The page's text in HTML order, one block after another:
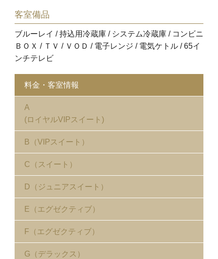
客室備品
ブルーレイ / 持込用冷蔵庫 / システム冷蔵庫 / コンビニ
ＢＯＸ / ＴＶ / ＶＯＤ / 電子レンジ / 電気ケトル / 65イ
ンチテレビ
料金・客室情報
A
(ロイヤルVIPスイート)
B（VIPスイート）
C（スイート）
D（ジュニアスイート）
E（エグゼクティブ）
F（エグゼクティブ）
G（デラックス）